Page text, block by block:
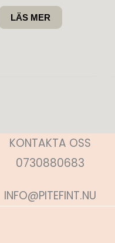
LÄS MER
KONTAKTA OSS
0730880683
INFO@PITEFINT.NU